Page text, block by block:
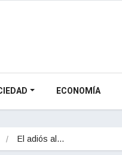
ECONOMÍA
El adiós al…